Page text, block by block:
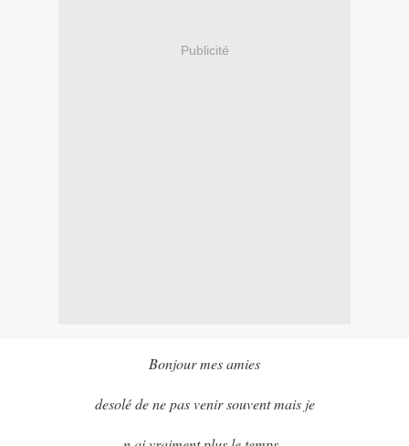
Publicité
Bonjour mes amies
desolé de ne pas venir souvent mais je